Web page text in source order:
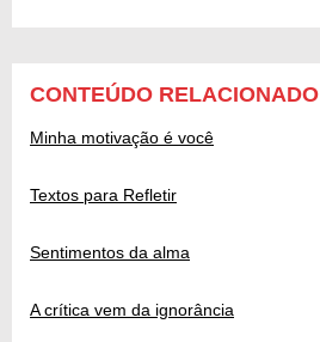
CONTEÚDO RELACIONADO
Minha motivação é você
Textos para Refletir
Sentimentos da alma
A crítica vem da ignorância